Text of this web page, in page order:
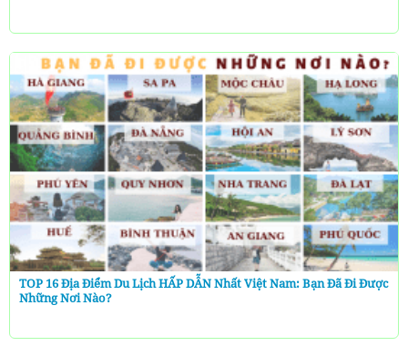
TOP 16 Địa Điểm Du Lịch HẤP DẪN Nhất Việt Nam: Bạn Đã Đi Được
Những Nơi Nào?